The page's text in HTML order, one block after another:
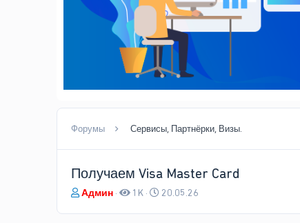
Форумы Сервисы, Партнёрки, Визы.
Получаем Visa Master Card
А
Админ 1K
Д
20.05.26